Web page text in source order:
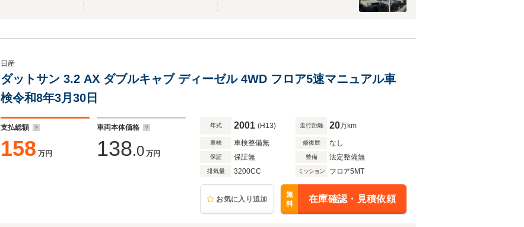
日産
ダットサン 3.2 AX ダブルキャブ ディーゼル 4WD フロア5速マニュアル車
検令和8年3月30日
支払総額
158 万円
車両本体価格
138.0 万円
年式 2001 (H13) 走行距離 20万km
車検 車検整備無 修復歴 なし
保証 保証無 整備 法定整備無
排気量 3200CC ミッション フロア5MT
お気に入り追加
無
料
在庫確認・見積依頼